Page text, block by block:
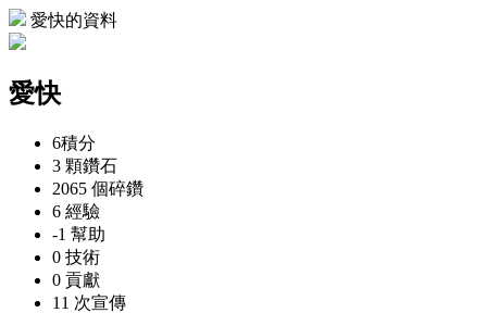
愛快的資料
愛快
6積分
3 顆鑽石
2065 個碎鑽
6 經驗
-1 幫助
0 技術
0 貢獻
11 次宣傳